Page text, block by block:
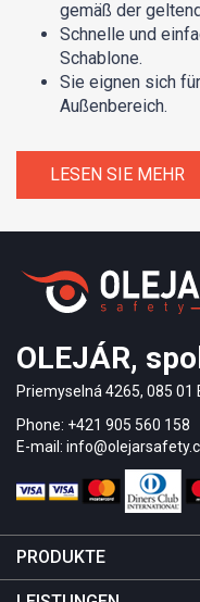
gemäß der
Schnelle und
Schablone.
Sie eignen sich
Außenbereich.
LESEN SIE MEHR
OLEJÁR,
Priemyselná 4265, 085 01
Phone: +421 905 560 158
E-mail:
PRODUKTE